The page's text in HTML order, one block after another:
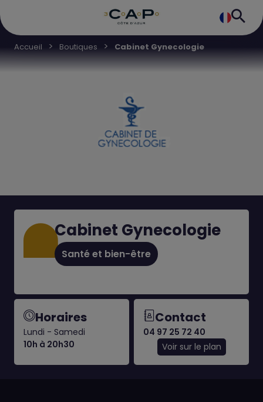
Accueil Boutiques Cabinet Gynecologie
Cabinet Gynecologie
Santé et bien-être
Horaires
Lundi - Samedi
10h à 20h30
Contact
04 97 25 72 40
Voir sur le plan